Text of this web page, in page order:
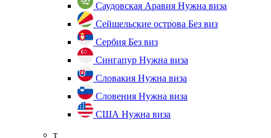
Саудовская Аравия Нужна виза
Сейшельские острова Без виз
Сербия Без виз
Сингапур Нужна виза
Словакия Нужна виза
Словения Нужна виза
США Нужна виза
т